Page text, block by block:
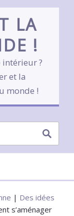
LA
!
?
et la
monde !
| Des idées
s’aménager